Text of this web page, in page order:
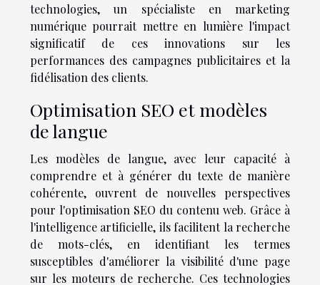
technologies, un spécialiste en marketing
numérique pourrait mettre en lumière l'impact
significatif de ces innovations sur les
performances des campagnes publicitaires et la
fidélisation des clients.
Optimisation SEO et modèles
de langue
Les modèles de langue, avec leur capacité à
comprendre et à générer du texte de manière
cohérente, ouvrent de nouvelles perspectives
pour l'optimisation SEO du contenu web. Grâce à
l'intelligence artificielle, ils facilitent la recherche
de mots-clés, en identifiant les termes
susceptibles d'améliorer la visibilité d'une page
sur les moteurs de recherche. Ces technologies